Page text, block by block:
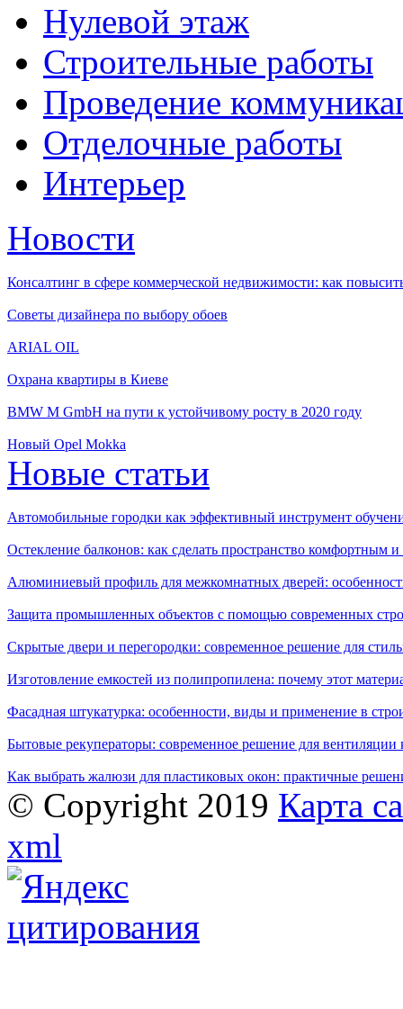
Нулевой этаж
Строительные работы
Проведение
Отделочные работы
Интерьер
Новости
Консалтинг в сфере коммерческой недвижимости: как
Советы дизайнера по выбору обоев
ARIAL OIL
Охрана квартиры в Киеве
BMW M GmbH на пути к устойчивому росту в 2020 году
Новый Opel Mokka
Новые статьи
Автомобильные городки как эффективный инструмент
Остекление балконов: как сделать пространство комфортным
Алюминиевый профиль для межкомнатных дверей:
Защита промышленных объектов с помощью современных
Скрытые двери и перегородки: современное решение для
Изготовление емкостей из полипропилена: почему этот
Фасадная штукатурка: особенности, виды и применение в
Бытовые рекуператоры: современное решение для вентиляции
Как выбрать жалюзи для пластиковых окон: практичные
© Copyright 2019 Карта
xml